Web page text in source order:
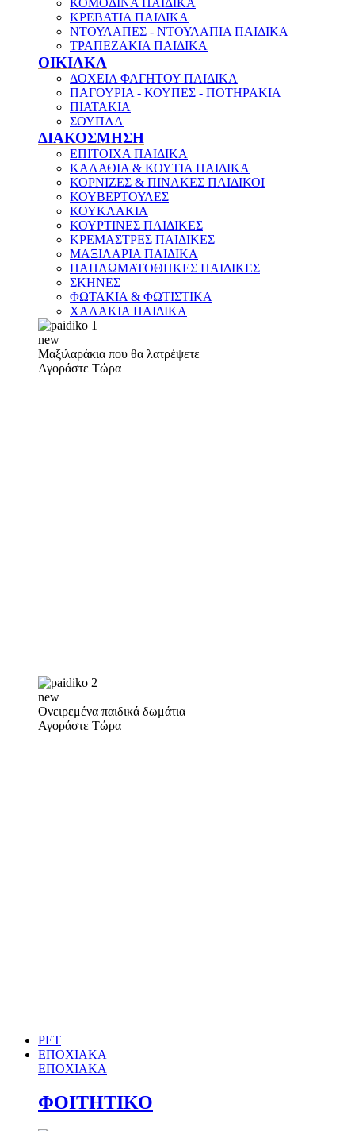
ΚΟΜΟΔΙΝΑ ΠΑΙΔΙΚΑ
ΚΡΕΒΑΤΙΑ ΠΑΙΔΙΚΑ
ΝΤΟΥΛΑΠΕΣ - ΝΤΟΥΛΑΠΙΑ ΠΑΙΔΙΚΑ
ΤΡΑΠΕΖΑΚΙΑ ΠΑΙΔΙΚΑ
ΟΙΚΙΑΚΑ
ΔΟΧΕΙΑ ΦΑΓΗΤΟΥ ΠΑΙΔΙΚΑ
ΠΑΓΟΥΡΙΑ - ΚΟΥΠΕΣ - ΠΟΤΗΡΑΚΙΑ
ΠΙΑΤΑΚΙΑ
ΣΟΥΠΛΑ
ΔΙΑΚΟΣΜΗΣΗ
ΕΠΙΤΟΙΧΑ ΠΑΙΔΙΚΑ
ΚΑΛΑΘΙΑ & ΚΟΥΤΙΑ ΠΑΙΔΙΚΑ
ΚΟΡΝΙΖΕΣ & ΠΙΝΑΚΕΣ ΠΑΙΔΙΚΟΙ
ΚΟΥΒΕΡΤΟΥΛΕΣ
ΚΟΥΚΛΑΚΙΑ
ΚΟΥΡΤΙΝΕΣ ΠΑΙΔΙΚΕΣ
ΚΡΕΜΑΣΤΡΕΣ ΠΑΙΔΙΚΕΣ
ΜΑΞΙΛΑΡΙΑ ΠΑΙΔΙΚΑ
ΠΑΠΛΩΜΑΤΟΘΗΚΕΣ ΠΑΙΔΙΚΕΣ
ΣΚΗΝΕΣ
ΦΩΤΑΚΙΑ & ΦΩΤΙΣΤΙΚΑ
ΧΑΛΑΚΙΑ ΠΑΙΔΙΚΑ
new
Μαξιλαράκια που θα λατρέψετε
Αγοράστε Τώρα
new
Ονειρεμένα παιδικά δωμάτια
Αγοράστε Τώρα
PET
ΕΠΟΧΙΑΚΑ
ΕΠΟΧΙΑΚΑ
ΦΟΙΤΗΤΙΚΟ